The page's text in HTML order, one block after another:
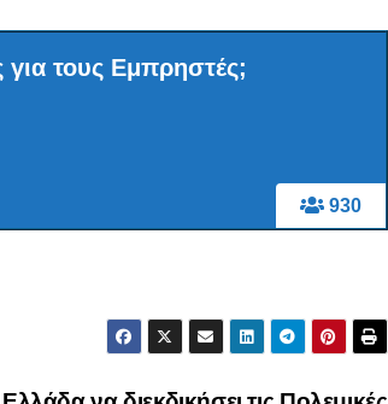
930
για τους Εμπρηστές;